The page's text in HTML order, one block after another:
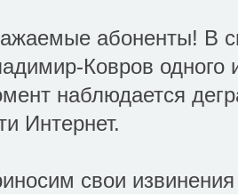
абоненты! В
Ковров
наблюдается
Интернет.
свои